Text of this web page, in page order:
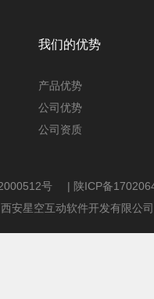
我们的优势
产品优势
公司优势
公司资质
号 | 陕ICP备
安星空互动软件开发有限公